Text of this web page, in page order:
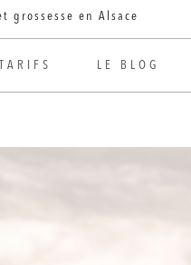
grossesse en Alsace
LE BLOG